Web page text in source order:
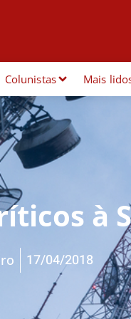
Colunistas Mais
à
17/04/2018